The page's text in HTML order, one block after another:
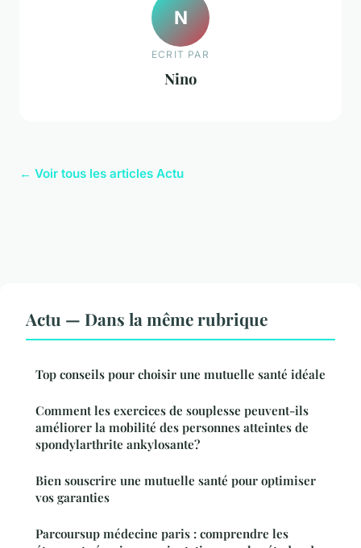
N
ECRIT PAR
Nino
← Voir tous les articles Actu
Actu — Dans la même rubrique
Top conseils pour choisir une mutuelle santé idéale
Comment les exercices de souplesse peuvent-ils
améliorer la mobilité des personnes atteintes de
spondylarthrite ankylosante?
Bien souscrire une mutuelle santé pour optimiser
vos garanties
Parcoursup médecine paris : comprendre les